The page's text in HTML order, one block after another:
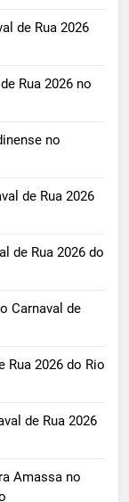
de Rua 2026
Rua 2026 no
no
de Rua 2026
de Rua 2026 do
Carnaval de
Rua 2026 do Rio
de Rua 2026
Amassa no